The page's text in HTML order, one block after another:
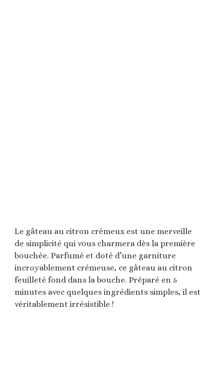
Le gâteau au citron crémeux est une merveille
de simplicité qui vous charmera dès la première
bouchée. Parfumé et doté d’une garniture
incroyablement crémeuse, ce gâteau au citron
feuilleté fond dans la bouche. Préparé en 5
minutes avec quelques ingrédients simples, il est
véritablement irrésistible !